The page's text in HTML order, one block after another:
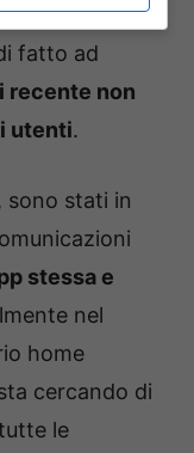
dallo
fatto ad
recente non
utenti.
sono stati in
stessa e
nel
home
cercando di
le